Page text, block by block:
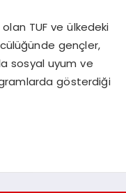
TUF ve ülkedeki
gençler,
sosyal uyum ve
gösterdiği